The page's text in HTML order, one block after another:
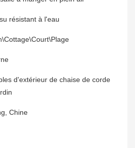
résistant à l'eau
d'extérieur de chaise de corde
Chine